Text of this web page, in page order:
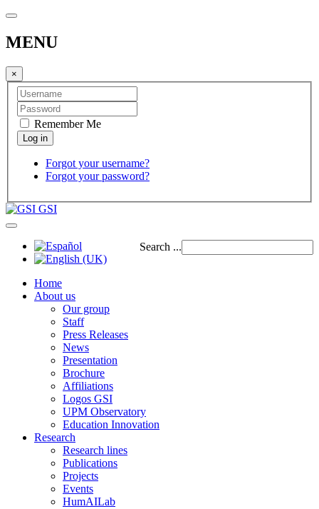
MENU
×
Remember Me
Forgot your username?
Forgot your password?
GSI
Search ...
Home
About us
Our group
Staff
Press Releases
News
Presentation
Brochure
Affiliations
Logos GSI
UPM Observatory
Education Innovation
Research
Research lines
Publications
Projects
Events
HumAILab